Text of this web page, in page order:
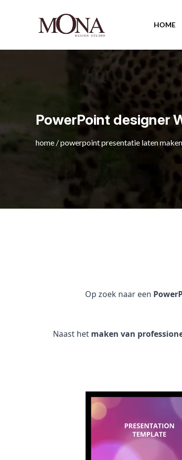
HOME
PowerPoint designer
home/powerpoint presentatie laten maken
Op zoek naar een
Naast het maken van